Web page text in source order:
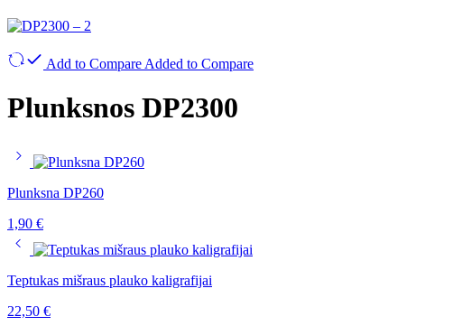
Add to Compare Added to Compare
Plunksnos DP2300
Plunksna DP260
1,90 €
Teptukas mišraus plauko kaligrafijai
22,50 €